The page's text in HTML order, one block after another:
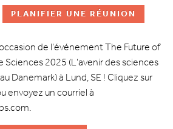
PLANIFIER UNE RÉUNION
de l'événement The Future of
Sciences 2025 (L'avenir des sciences
Danemark) à Lund, SE ! Cliquez sur
envoyez un courriel à